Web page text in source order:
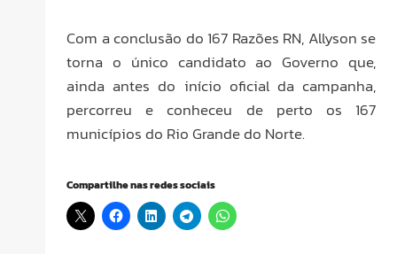
Com a conclusão do 167 Razões RN, Allyson se
torna o único candidato ao Governo que,
ainda antes do início oficial da campanha,
percorreu e conheceu de perto os 167
municípios do Rio Grande do Norte.
Compartilhe nas redes sociais